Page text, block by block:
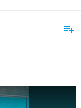
playlist_add